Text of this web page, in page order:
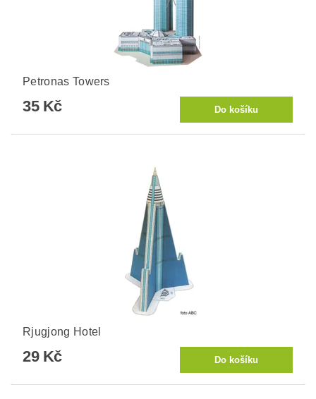
Petronas Towers
35 Kč
Rjugjong Hotel
29 Kč